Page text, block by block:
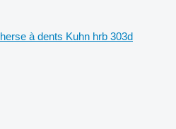
herse à dents Kuhn hrb 303d